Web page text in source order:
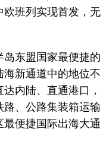
欧班列实现首发，无
东盟国家最便捷的
新通道中的地位不
内陆、直通港口，
路、公路集装箱运输
便捷国际出海大通